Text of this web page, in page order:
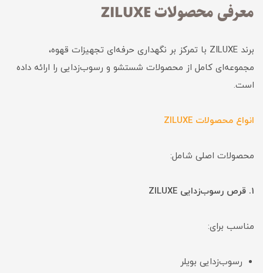
معرفی محصولات ZILUXE
برند ZILUXE با تمرکز بر نگهداری حرفه‌ای تجهیزات قهوه،
مجموعه‌ای کامل از محصولات شستشو و رسوب‌زدایی را ارائه داده
است.
انواع محصولات ZILUXE
محصولات اصلی شامل:
1. قرص رسوب‌زدایی ZILUXE
مناسب برای:
رسوب‌زدایی بویلر